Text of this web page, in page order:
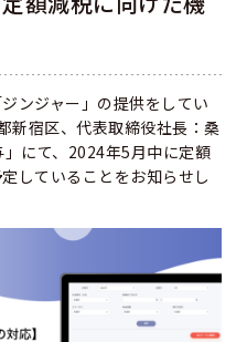
ンジャー」の提供をしてい
宿区、代表取締役社長：桑
にて、2024年5月中に定額
していることをお知らせし